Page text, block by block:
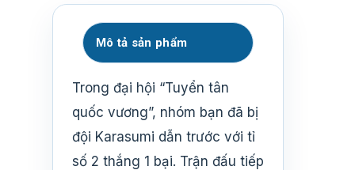
Mô tả sản phẩm
Trong đại hội “Tuyển tân
quốc vương”, nhóm bạn đã bị
đội Karasumi dẫn trước với tỉ
số 2 thắng 1 bại. Trận đấu tiếp